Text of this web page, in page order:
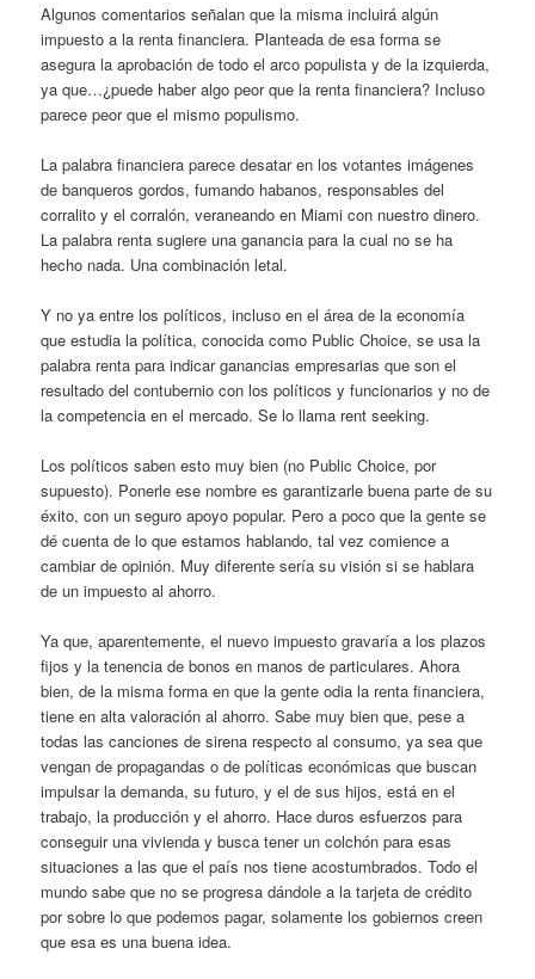
Algunos comentarios señalan que la misma incluirá algún
impuesto a la renta financiera. Planteada de esa forma se
asegura la aprobación de todo el arco populista y de la izquierda,
ya que…¿puede haber algo peor que la renta financiera? Incluso
parece peor que el mismo populismo.
La palabra financiera parece desatar en los votantes imágenes
de banqueros gordos, fumando habanos, responsables del
corralito y el corralón, veraneando en Miami con nuestro dinero.
La palabra renta sugiere una ganancia para la cual no se ha
hecho nada. Una combinación letal.
Y no ya entre los políticos, incluso en el área de la economía
que estudia la política, conocida como Public Choice, se usa la
palabra renta para indicar ganancias empresarias que son el
resultado del contubernio con los políticos y funcionarios y no de
la competencia en el mercado. Se lo llama rent seeking.
Los políticos saben esto muy bien (no Public Choice, por
supuesto). Ponerle ese nombre es garantizarle buena parte de su
éxito, con un seguro apoyo popular. Pero a poco que la gente se
dé cuenta de lo que estamos hablando, tal vez comience a
cambiar de opinión. Muy diferente sería su visión si se hablara
de un impuesto al ahorro.
Ya que, aparentemente, el nuevo impuesto gravaría a los plazos
fijos y la tenencia de bonos en manos de particulares. Ahora
bien, de la misma forma en que la gente odia la renta financiera,
tiene en alta valoración al ahorro. Sabe muy bien que, pese a
todas las canciones de sirena respecto al consumo, ya sea que
vengan de propagandas o de políticas económicas que buscan
impulsar la demanda, su futuro, y el de sus hijos, está en el
trabajo, la producción y el ahorro. Hace duros esfuerzos para
conseguir una vivienda y busca tener un colchón para esas
situaciones a las que el país nos tiene acostumbrados. Todo el
mundo sabe que no se progresa dándole a la tarjeta de crédito
por sobre lo que podemos pagar, solamente los gobiernos creen
que esa es una buena idea.